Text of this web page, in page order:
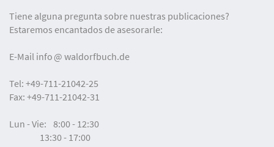
Tiene alguna pregunta sobre nuestras publicaciones?
Estaremos encantados de asesorarle:
E-Mail info waldorfbuch.de
Tel: +49-711-21042-25
Fax: +49-711-21042-31
Lun - Vie: 8:00 - 12:30
13:30 - 17:00